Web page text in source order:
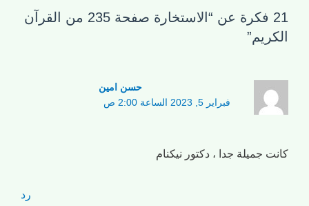
21 فكرة عن “الاستخارة صفحة 235 من القرآن
الكريم”
حسن امین
فبراير 5, 2023 الساعة 2:00 ص
كانت جميلة جدا ، دكتور نيكنام
رد